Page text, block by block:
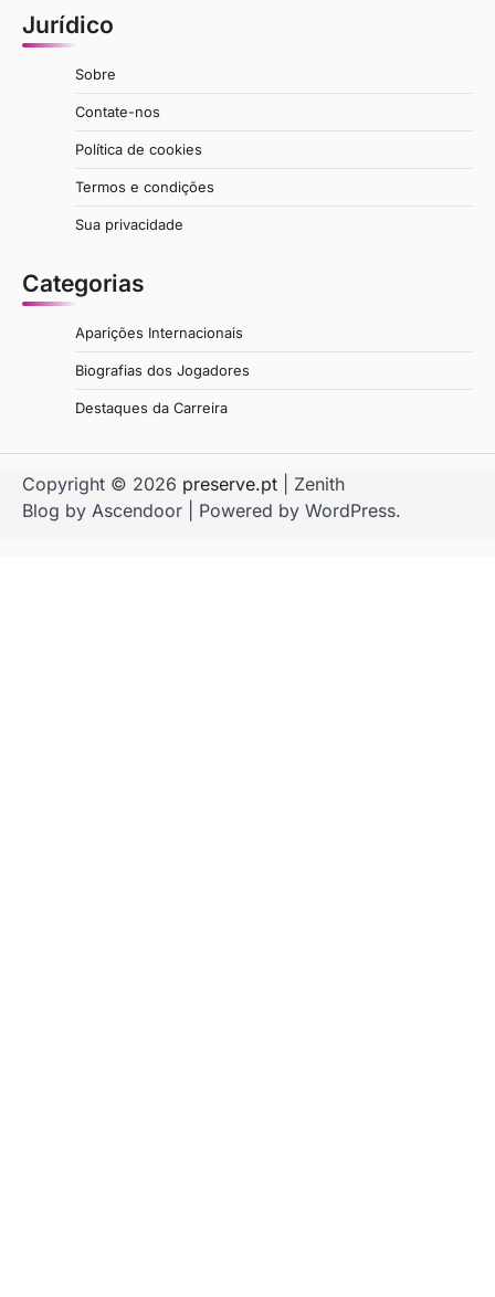
Jurídico
Sobre
Contate-nos
Política de cookies
Termos e condições
Sua privacidade
Categorias
Aparições Internacionais
Biografias dos Jogadores
Destaques da Carreira
Copyright © 2026 preserve.pt | Zenith
Blog by Ascendoor | Powered by WordPress.